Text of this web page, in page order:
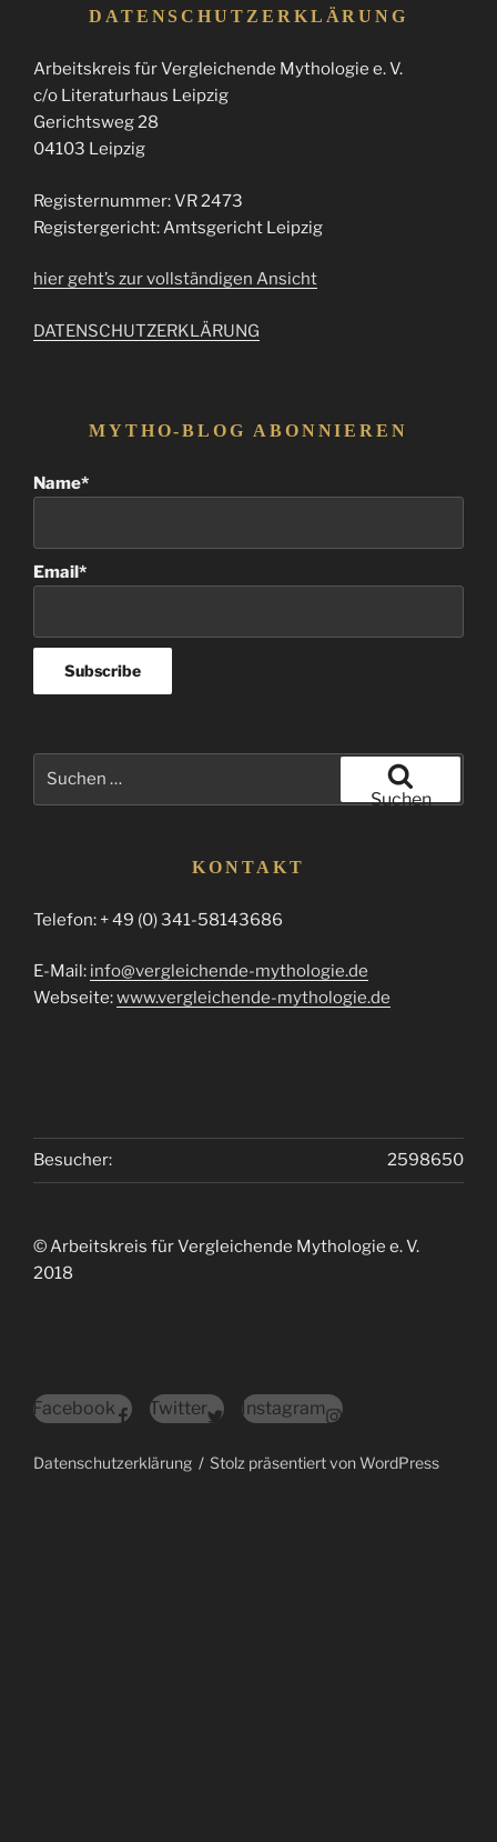
DATENSCHUTZERKLÄRUNG
Arbeitskreis für Vergleichende Mythologie e. V.
c/o Literaturhaus Leipzig
Gerichtsweg 28
04103 Leipzig
Registernummer: VR 2473
Registergericht: Amtsgericht Leipzig
hier geht’s zur vollständigen Ansicht
DATENSCHUTZERKLÄRUNG
MYTHO-BLOG ABONNIEREN
Name*
Email*
Suchen
KONTAKT
Telefon: + 49 (0) 341-58143686
E-Mail: info@vergleichende-mythologie.de
Webseite:www.vergleichende-mythologie.de
2598650
Besucher:
© Arbeitskreis für Vergleichende Mythologie e. V.
2018
Facebook Twitter Instagram
Datenschutzerklärung Stolz präsentiert von WordPress